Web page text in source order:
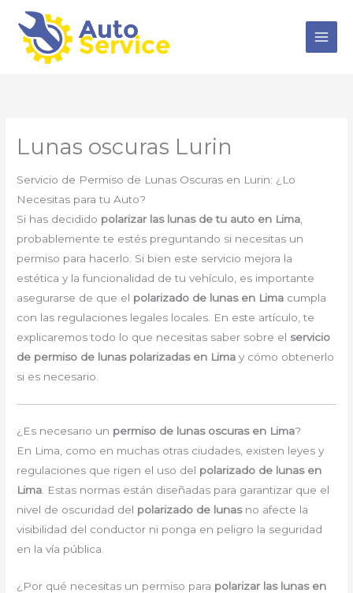
contenido
Lunas oscuras Lurin
Servicio de Permiso de Lunas Oscuras en Lurin: ¿Lo
Necesitas para tu Auto?
Si has decidido polarizar las lunas de tu auto en Lima,
probablemente te estés preguntando si necesitas un
permiso para hacerlo. Si bien este servicio mejora la
estética y la funcionalidad de tu vehículo, es importante
asegurarse de que el polarizado de lunas en Lima cumpla
con las regulaciones legales locales. En este artículo, te
explicaremos todo lo que necesitas saber sobre el servicio
de permiso de lunas polarizadas en Lima y cómo obtenerlo
si es necesario.
¿Es necesario un permiso de lunas oscuras en Lima?
En Lima, como en muchas otras ciudades, existen leyes y
regulaciones que rigen el uso del polarizado de lunas en
Lima . Estas normas están diseñadas para garantizar que el
nivel de oscuridad del polarizado de lunasno afecte la
visibilidad del conductor ni ponga en peligro la seguridad
en la vía pública.
¿Por qué necesitas un permiso para polarizar las lunas en